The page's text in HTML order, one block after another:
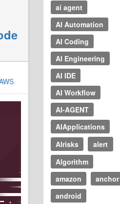
ai agent
AI Automation
AI Coding
AI Engineering
AI IDE
AI Workflow
AI-AGENT
AIApplications
AIrisks
alert
Algorithm
amazon
anchor
android